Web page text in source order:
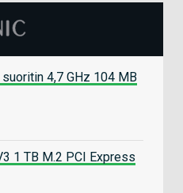
4,7 GHz 104 MB
1 TB M.2 PCI Express